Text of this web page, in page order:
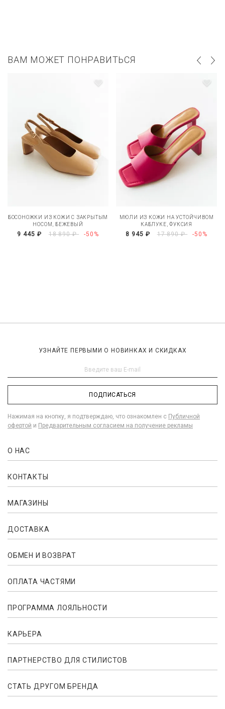
ВАМ МОЖЕТ ПОНРАВИТЬСЯ
БОСОНОЖКИ ИЗ КОЖИ С ЗАКРЫТЫМ
НОСОМ, БЕЖЕВЫЙ
9 445 ₽ 18 890 ₽ -50%
МЮЛИ ИЗ КОЖИ НА УСТОЙЧИВОМ
КАБЛУКЕ, ФУКСИЯ
8 945 ₽ 17 890 ₽ -50%
УЗНАЙТЕ ПЕРВЫМИ О НОВИНКАХ И СКИДКАХ
ПОДПИСАТЬСЯ
Нажимая на кнопку, я подтверждаю, что ознакомлен с Публичной
офертой и Предварительным согласием на получение рекламы
О НАС
КОНТАКТЫ
МАГАЗИНЫ
ДОСТАВКА
ОБМЕН И ВОЗВРАТ
ОПЛАТА ЧАСТЯМИ
ПРОГРАММА ЛОЯЛЬНОСТИ
КАРЬЕРА
ПАРТНЕРСТВО ДЛЯ СТИЛИСТОВ
СТАТЬ ДРУГОМ БРЕНДА